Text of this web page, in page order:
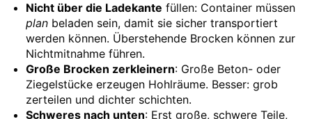
Nicht über die Ladekante füllen: Container müssen
plan beladen sein, damit sie sicher transportiert
werden können. Überstehende Brocken können zur
Nichtmitnahme führen.
Große Brocken zerkleinern: Große Beton- oder
Ziegelstücke erzeugen Hohlräume. Besser: grob
zerteilen und dichter schichten.
Schweres nach unten: Erst große, schwere Teile,